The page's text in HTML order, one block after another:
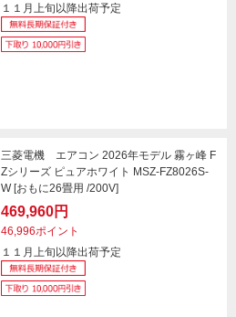
１１月上旬以降出荷予定
三菱電機 エアコン 2026年モデル 霧ヶ峰 F
Zシリーズ ピュアホワイト MSZ-FZ8026S-
W [おもに26畳用 /200V]
469,960円
46,996ポイント
１１月上旬以降出荷予定